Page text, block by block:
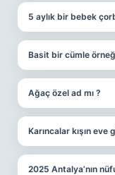
5 aylık bir bebek
Basit bir cümle
Ağaç özel ad mı ?
Karıncalar kışın eve
2025 Antalya’nın